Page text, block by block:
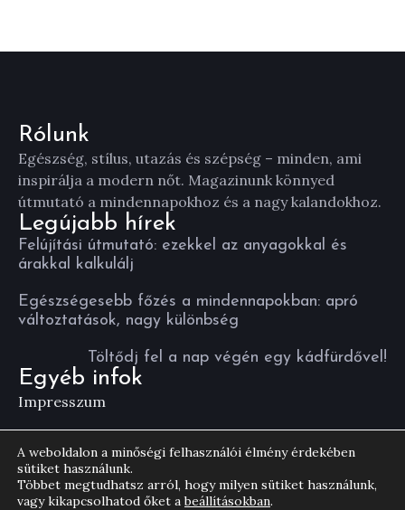
Rólunk
Egészség, stílus, utazás és szépség – minden, ami
inspirálja a modern nőt. Magazinunk könnyed
útmutató a mindennapokhoz és a nagy kalandokhoz.
Legújabb hírek
Felújítási útmutató: ezekkel az anyagokkal és
árakkal kalkulálj
Egészségesebb főzés a mindennapokban: apró
változtatások, nagy különbség
Töltődj fel a nap végén egy kádfürdővel!
Egyéb infok
Impresszum
A weboldalon a minőségi felhasználói élmény érdekében
sütiket használunk.
Többet megtudhatsz arról, hogy milyen sütiket használunk,
vagy kikapcsolhatod őket abeállításokban.